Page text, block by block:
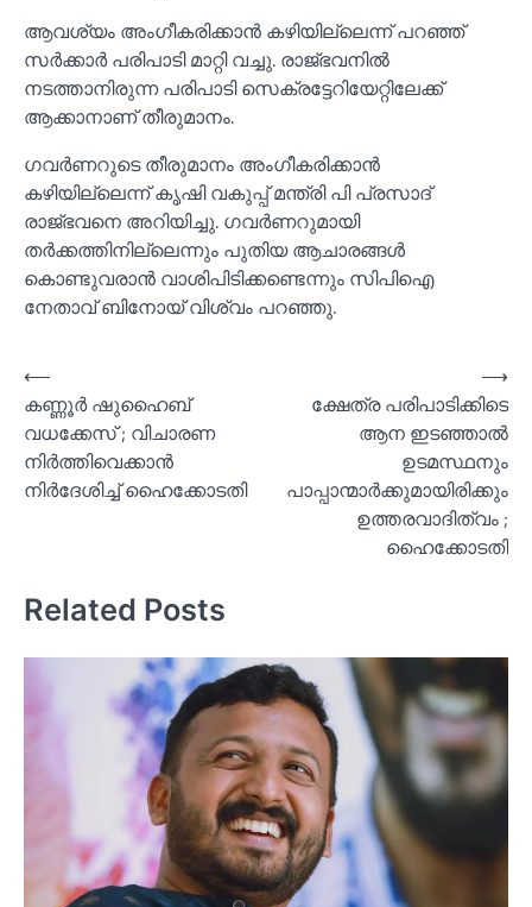
ആവശ്യം അംഗീകരിക്കാൻ കഴിയില്ലെന്ന് പറഞ്ഞ്
സർക്കാർ പരിപാടി മാറ്റി വച്ചു. രാജ്ഭവനില്‍
നടത്താനിരുന്ന പരിപാടി സെക്രട്ടേറിയേറ്റിലേക്ക്
ആക്കാനാണ് തീരുമാനം.
ഗവർണറുടെ തീരുമാനം അംഗീകരിക്കാൻ
കഴിയില്ലെന്ന് കൃഷി വകുപ്പ് മന്ത്രി പി പ്രസാദ്
രാജ്ഭവനെ അറിയിച്ചു. ഗവർണറുമായി
തർക്കത്തിനില്ലെന്നും പുതിയ ആചാരങ്ങള്‍
കൊണ്ടുവരാൻ വാശിപിടിക്കണ്ടെന്നും സിപിഐ
നേതാവ് ബിനോയ് വിശ്വം പറഞ്ഞു.
Post
navigation
⟵
കണ്ണൂര്‍ ഷുഹൈബ്
വധക്കേസ് ; വിചാരണ
നിര്‍ത്തിവെക്കാൻ
നിര്‍ദേശിച്ച്‌ ഹൈക്കോടതി
ക്ഷേത്ര പരിപാടിക്കിടെ
ആന ഇടഞ്ഞാല്‍
ഉടമസ്ഥനും
പാപ്പാന്മാര്‍ക്കുമായിരിക്കും
ഉത്തരവാദിത്വം ;
ഹൈക്കോടതി
⟶
Related Posts